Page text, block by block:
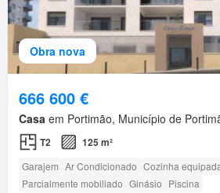
Obra nova
666 600 €
Casa em Portimão, Município de
T2 125 m²
Garajem Ar Condicionado Cozinha
Parcialmente mobiliado Ginásio Piscina